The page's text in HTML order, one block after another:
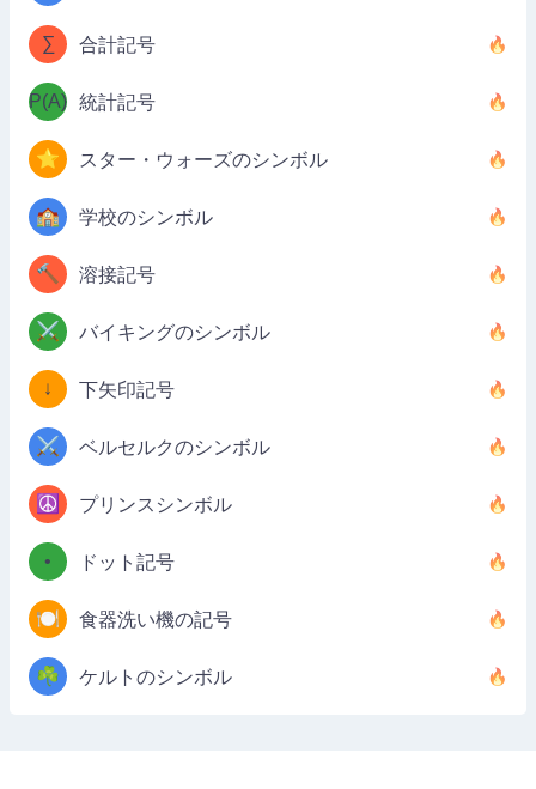
∑ 合計記号
P(A) 統計記号
⭐ スター・ウォーズのシンボル
🏫 学校のシンボル
🔨 溶接記号
⚔️ バイキングのシンボル
↓ 下矢印記号
⚔️ ベルセルクのシンボル
☮️ プリンスシンボル
• ドット記号
🍽️ 食器洗い機の記号
☘️ ケルトのシンボル